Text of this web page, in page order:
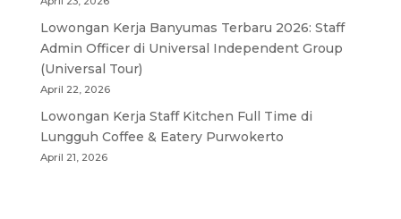
Lowongan Kerja Banyumas Terbaru 2026: Staff
Admin Officer di Universal Independent Group
(Universal Tour)
April 22, 2026
Lowongan Kerja Staff Kitchen Full Time di
Lungguh Coffee & Eatery Purwokerto
April 21, 2026